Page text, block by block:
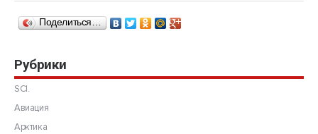
Поделиться…
Рубрики
SCI.
Авиация
Арктика